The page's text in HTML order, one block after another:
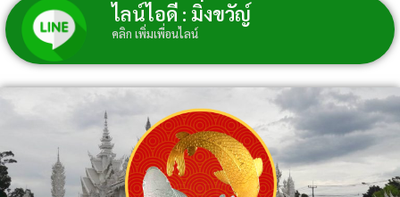
ไลน์ไอดี : มิ่งขวัญ์
คลิก เพิ่มเพื่อนไลน์